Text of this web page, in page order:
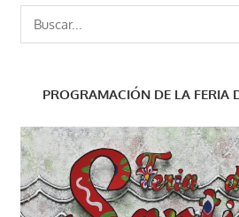
PROGRAMACIÓN DE LA FERIA